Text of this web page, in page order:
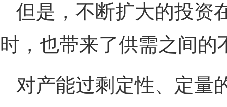
但是，不断扩大的投资
时，也带来了供需之间
对产能过剩定性、定量